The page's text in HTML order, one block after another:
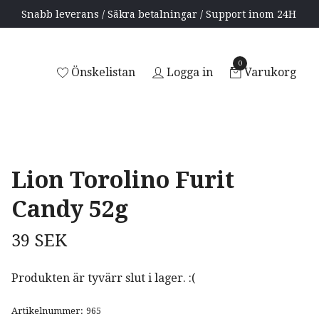
Snabb leverans / Säkra betalningar / Support inom 24H
Önskelistan Logga in
0
Varukorg
Lion Torolino Furit
Candy 52g
39 SEK
Produkten är tyvärr slut i lager. :(
Artikelnummer: 965